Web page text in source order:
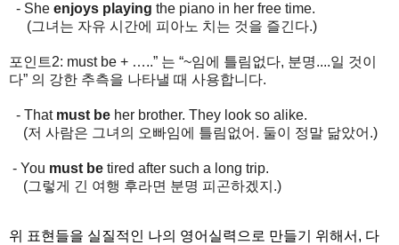
- She enjoys playing the piano in her free time.
(그녀는 자유 시간에 피아노 치는 것을 즐긴다.)
포인트2: must be + …..” 는 “~임에 틀림없다, 분명....일 것이
다” 의 강한 추측을 나타낼 때 사용합니다.
- That must be her brother. They look so alike.
(저 사람은 그녀의 오빠임에 틀림없어. 둘이 정말 닮았어.)
- You must be tired after such a long trip.
(그렇게 긴 여행 후라면 분명 피곤하겠지.)
위 표현들을 실질적인 나의 영어실력으로 만들기 위해서, 다